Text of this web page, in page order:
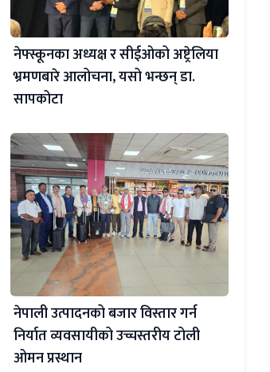
नेफ्स्कूनका अध्यक्ष र सीईओको अष्ट्रेलिया
भ्रमणबारे आलोचना, यसो भन्छन् डा‍.
सापकोटा
नेपाली उत्पादनको बजार विस्तार गर्न
निर्यात व्यवसायीको उच्चस्तरीय टोली
ओमन प्रस्थान